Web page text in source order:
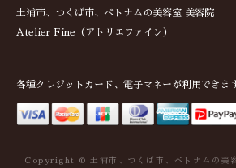
土浦市、つくば市、ベトナムの美容室 美容院
Atelier Fine（アトリエファイン）
各種クレジットカード、電子マネーが利用できま
Copyright © 土浦市、つくば市、ベトナムの